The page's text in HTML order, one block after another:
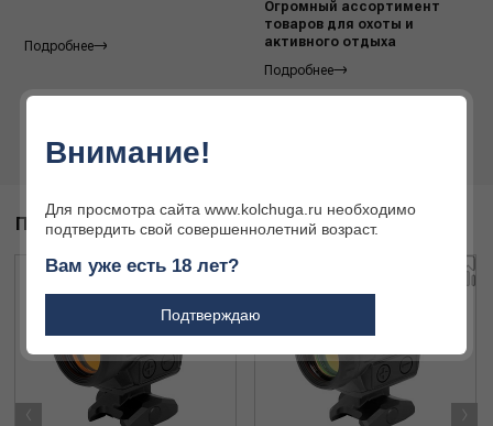
Подробнее
Огромный ассортимент
товаров для охоты и
активного отдыха
Подробнее
ПОХОЖИЕ ТОВАРЫ
‹ ›
Внимание!
Для просмотра сайта www.kolchuga.ru необходимо
подтвердить свой совершеннолетний возраст.
Вам уже есть 18 лет?
Подтверждаю